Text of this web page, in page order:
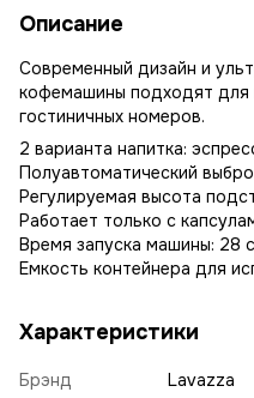
Описание
Современный дизайн и
кофемашины подходят для
гостиничных номеров.
2 варианта напитка:
Полуавтоматический
Регулируемая высота
Работает только с
Время запуска машины: 28
Емкость контейнера для
Характеристики
Брэнд
Lavazza